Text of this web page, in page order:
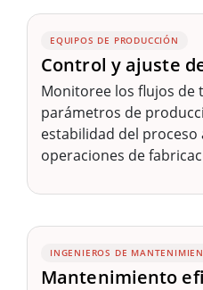
EQUIPOS DE PRODUCCIÓN
Control y ajuste
Monitoree los flujos de
parámetros de
estabilidad del proceso
operaciones de
INGENIEROS DE
Mantenimiento